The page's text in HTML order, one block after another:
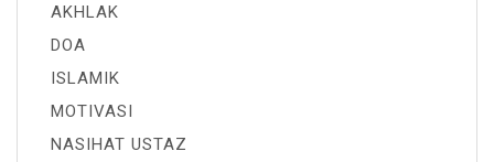
AKHLAK
DOA
ISLAMIK
MOTIVASI
NASIHAT USTAZ